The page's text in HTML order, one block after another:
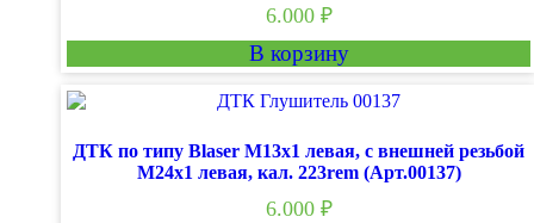
6.000 ₽
В корзину
ДТК по типу Blaser M13х1 левая, с внешней резьбой
М24х1 левая, кал. 223rem (Арт.00137)
6.000 ₽